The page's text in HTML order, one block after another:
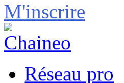
M'inscrire
Réseau pro